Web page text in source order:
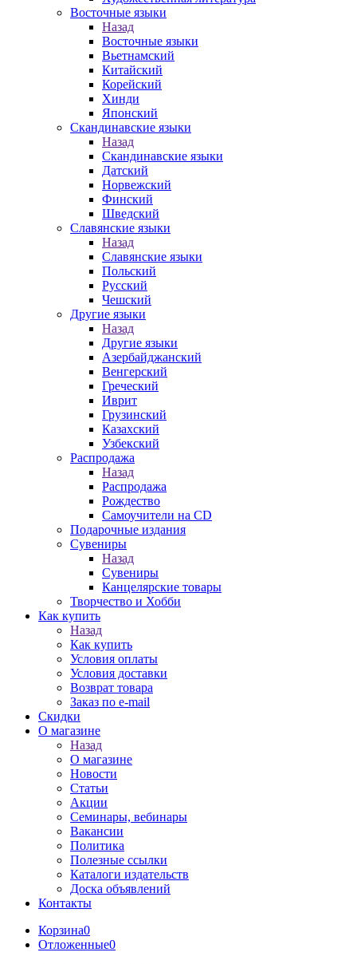
Восточные языки
Назад
Восточные языки
Вьетнамский
Китайский
Корейский
Хинди
Японский
Скандинавские языки
Назад
Скандинавские языки
Датский
Норвежский
Финский
Шведский
Славянские языки
Назад
Славянские языки
Польский
Русский
Чешский
Другие языки
Назад
Другие языки
Азербайджанский
Венгерский
Греческий
Иврит
Грузинский
Казахский
Узбекский
Распродажа
Назад
Распродажа
Рождество
Самоучители на CD
Подарочные издания
Сувениры
Назад
Сувениры
Канцелярские товары
Творчество и Хобби
Как купить
Назад
Как купить
Условия оплаты
Условия доставки
Возврат товара
Заказ по e-mail
Скидки
О магазине
Назад
О магазине
Новости
Статьи
Акции
Семинары, вебинары
Вакансии
Политика
Полезные ссылки
Каталоги издательств
Доска объявлений
Контакты
Корзина0
Отложенные0